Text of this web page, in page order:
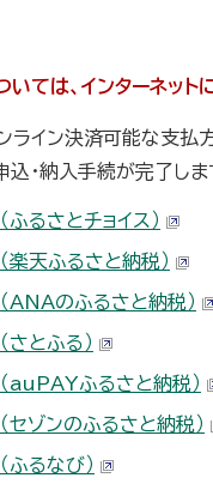
ては、インターネット
ライン決済可能な支払
込・納入手続が完了しま
ふるさとチョイス）
楽天ふるさと納税）
ANAのふるさと納税）
さとふる）
auPAYふるさと納税）
セゾンのふるさと納税）
ふるなび）